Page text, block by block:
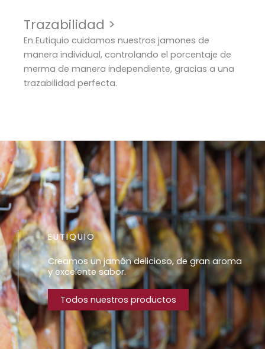
Trazabilidad >
En Eutiquio cuidamos nuestros jamones de
manera individual, controlando el porcentaje de
merma de manera independiente, gracias a una
trazabilidad perfecta.
EUTIQUIO
Creamos un jamón delicioso, de gran aroma
y excelente sabor.
Todos nuestros productos